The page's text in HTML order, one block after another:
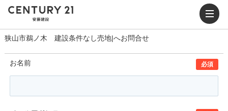
狭山市鵜ノ木 建設条件なし売地|へお問合せ
お名前 必須